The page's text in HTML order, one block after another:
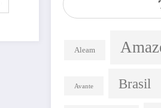
Aleam
Avante Brasil